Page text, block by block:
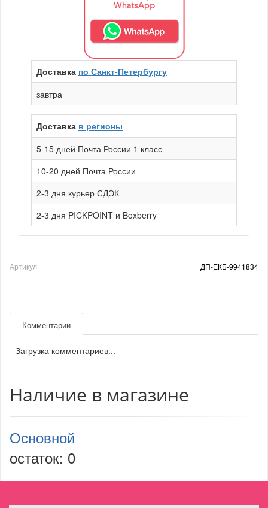
Доставка по Санкт-Петербургу
завтра
Доставка в регионы
5-15 дней Почта России 1 класс
10-20 дней Почта России
2-3 дня курьер СДЭК
2-3 дня PICKPOINT и Boxberry
Артикул ДП-ЕКБ-9941834
Комментарии
Загрузка комментариев...
Наличие в магазине
Основной
остаток: 0